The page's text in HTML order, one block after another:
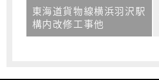
東海道貨物線横浜羽沢駅
構内改修工事他